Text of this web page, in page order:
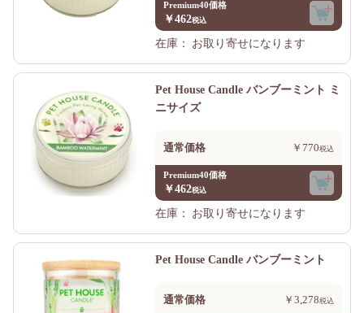
Premium40価格
￥462
在庫：
お取り寄せになります
Pet House Candle バンブーミント ミ
ニサイズ
通常価格 ￥770
Premium40価格
￥462
在庫：
お取り寄せになります
Pet House Candle バンブーミント
通常価格 ￥3,278